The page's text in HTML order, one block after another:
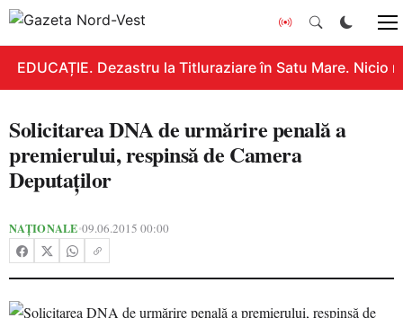
EDUCAȚIE. Dezastru la Titluraziare în Satu Mare. Nicio
Solicitarea DNA de urmărire penală a
premierului, respinsă de Camera
Deputaţilor
NAȚIONALE•09.06.2015 00:00